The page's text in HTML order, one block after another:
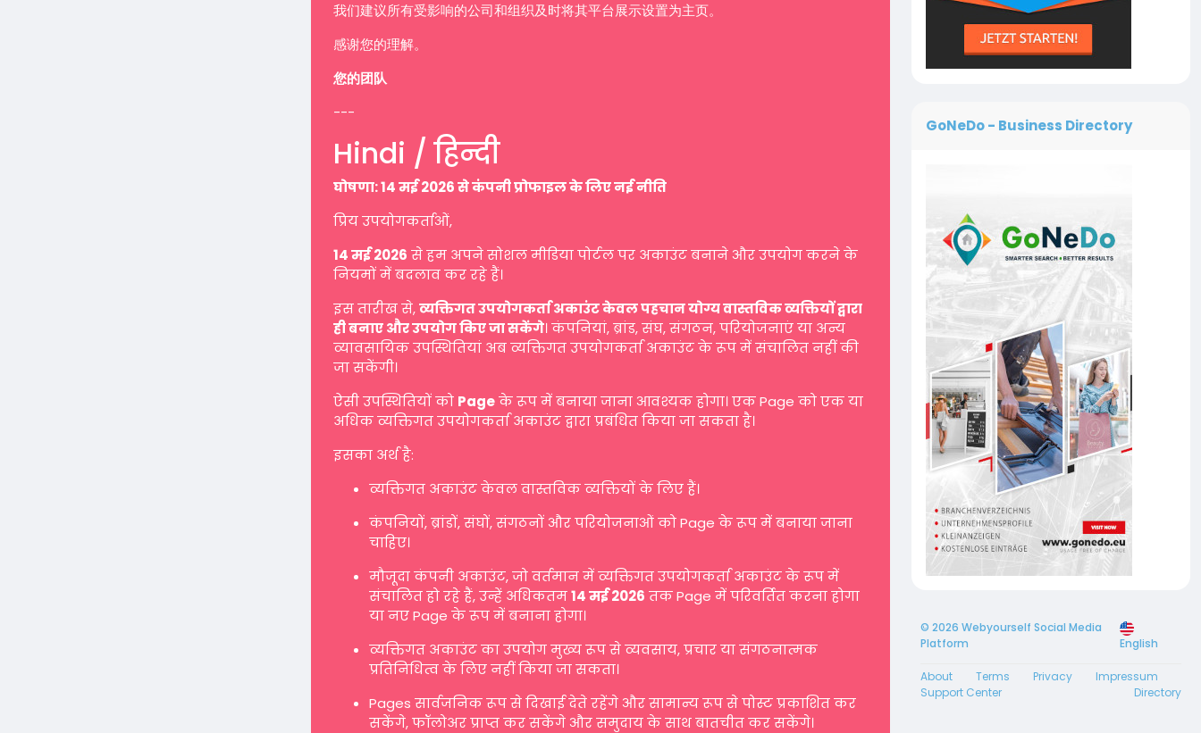
我们建议所有受影响的公司和组织及时将其平台展示设置为主页。
感谢您的理解。
您的团队
---
Hindi / हिन्दी
घोषणा: 14 मई 2026 से कंपनी प्रोफाइल के लिए नई नीति
प्रिय उपयोगकर्ताओं,
14 मई 2026 से हम अपने सोशल मीडिया पोर्टल पर अकाउंट बनाने और उपयोग करने के
नियमों में बदलाव कर रहे हैं।
इस तारीख से,व्यक्तिगत उपयोगकर्ता अकाउंट केवल पहचान योग्य वास्तविक व्यक्तियों द्वारा
ही बनाए और उपयोग किए जा सकेंगे। कंपनियां, ब्रांड, संघ, संगठन, परियोजनाएं या अन्य
व्यावसायिक उपस्थितियां अब व्यक्तिगत उपयोगकर्ता अकाउंट के रूप में संचालित नहीं की
जा सकेंगी।
ऐसी उपस्थितियों को Pageके रूप में बनाया जाना आवश्यक होगा। एक Page को एक या
अधिक व्यक्तिगत उपयोगकर्ता अकाउंट द्वारा प्रबंधित किया जा सकता है।
इसका अर्थ है:
व्यक्तिगत अकाउंट केवल वास्तविक व्यक्तियों के लिए हैं।
कंपनियों, ब्रांडों, संघों, संगठनों और परियोजनाओं को Page के रूप में बनाया जाना
चाहिए।
मौजूदा कंपनी अकाउंट, जो वर्तमान में व्यक्तिगत उपयोगकर्ता अकाउंट के रूप में
संचालित हो रहे हैं, उन्हें अधिकतम14 मई 2026 तक Page में परिवर्तित करना होगा
या नए Page के रूप में बनाना होगा।
व्यक्तिगत अकाउंट का उपयोग मुख्य रूप से व्यवसाय, प्रचार या संगठनात्मक
प्रतिनिधित्व के लिए नहीं किया जा सकता।
Pages सार्वजनिक रूप से दिखाई देते रहेंगे और सामान्य रूप से पोस्ट प्रकाशित कर
सकेंगे, फॉलोअर प्राप्त कर सकेंगे और समुदाय के साथ बातचीत कर सकेंगे।
GoNeDo - Business Directory
© 2026 Webyourself Social Media
Platform
English
About Terms Privacy
Impressum
Support Center
Directory